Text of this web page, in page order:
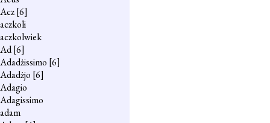
Acz[6]
aczkoli
aczkolwiek
Ad[6]
Adadżissimo [6]
Adadżjo [6]
Adagio
Adagissimo
adam